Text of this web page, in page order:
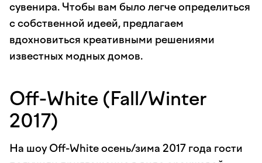
сувенира. Чтобы вам было легче определиться
с собственной идеей, предлагаем
вдохновиться креативными решениями
известных модных домов.
Off-White (Fall/Winter
2017)
На шоу Off-White осень/зима 2017 года гости